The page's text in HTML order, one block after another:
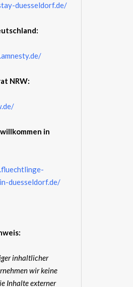
duesseldorf.de/
NRW:
in
duesseldorf.de/
inhaltlicher
wir keine
Inhalte externer